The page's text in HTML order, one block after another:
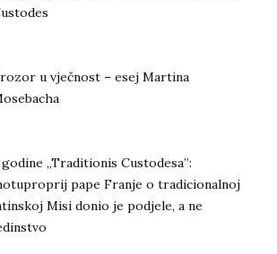
u vječnost – esej Martina
godine „Traditionis Custodesa”:
pape Franje o tradicionalnoj
Misi donio je podjele, a ne